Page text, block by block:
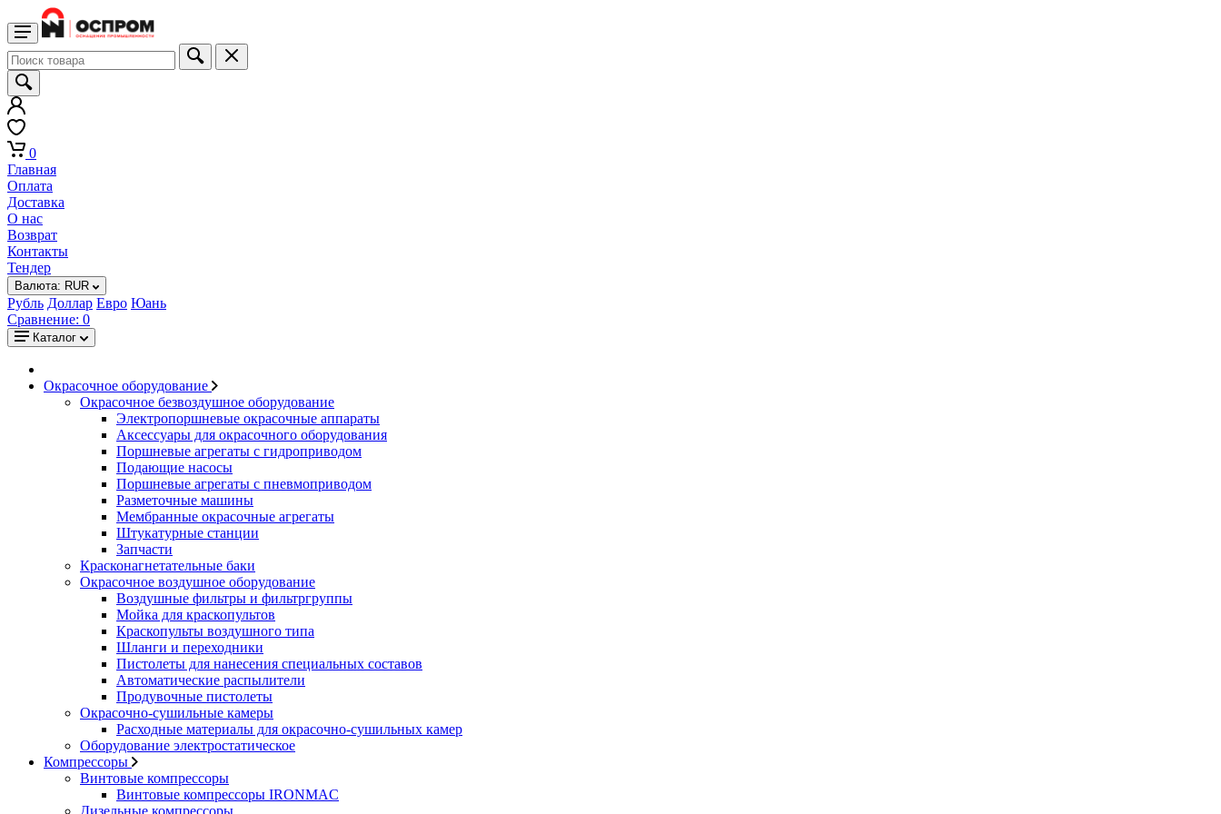
0
Главная
Оплата
Доставка
О нас
Возврат
Контакты
Тендер
Валюта: RUR
Рубль Доллар Евро Юань
Сравнение: 0
Каталог
Окрасочное оборудование
Окрасочное безвоздушное оборудование
Электропоршневые окрасочные аппараты
Аксессуары для окрасочного оборудования
Поршневые агрегаты с гидроприводом
Подающие насосы
Поршневые агрегаты с пневмоприводом
Разметочные машины
Мембранные окрасочные агрегаты
Штукатурные станции
Запчасти
Красконагнетательные баки
Окрасочное воздушное оборудование
Воздушные фильтры и фильтргруппы
Мойка для краскопультов
Краскопульты воздушного типа
Шланги и переходники
Пистолеты для нанесения специальных составов
Автоматические распылители
Продувочные пистолеты
Окрасочно-сушильные камеры
Расходные материалы для окрасочно-сушильных камер
Оборудование электростатическое
Компрессоры
Винтовые компрессоры
Винтовые компрессоры IRONMAC